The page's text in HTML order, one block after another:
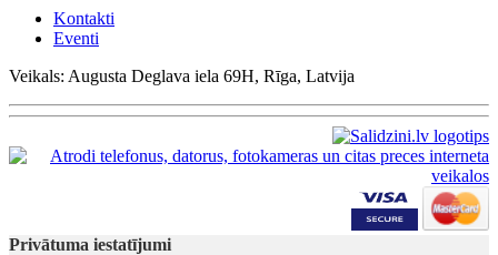
Kontakti
Eventi
Veikals: Augusta Deglava iela 69H, Rīga, Latvija
Privātuma iestatījumi